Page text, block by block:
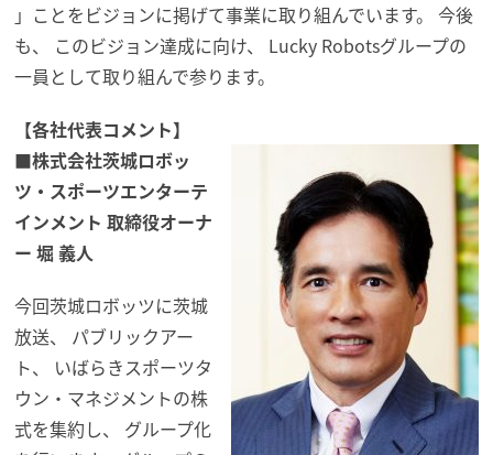
」ことをビジョンに掲げて事業に取り組んでいます。 今後
も、 このビジョン達成に向け、 Lucky Robotsグループの
一員として取り組んで参ります。
【各社代表コメント】
■株式会社茨城ロボッ
ツ ・スポーツエンターテ
インメント 取締役オーナ
ー 堀 義人
今回茨城ロボッツに茨城
放送、 パブリックアー
ト、 いばらきスポーツタ
ウン・マネジメントの株
式を集約し、 グループ化